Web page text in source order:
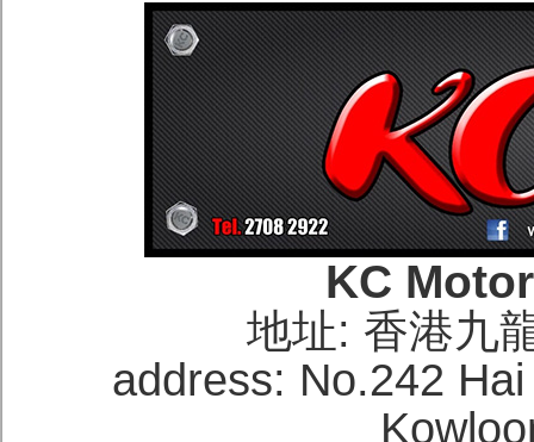
KC
地址: 香港九
address: No.242